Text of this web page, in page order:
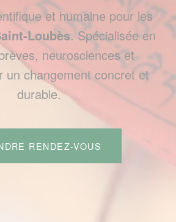
et humaine pour les
Loubès. Spécialisée en
neurosciences et
un changement concret et
durable.
RENDEZ-VOUS